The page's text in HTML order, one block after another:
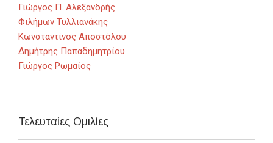
Γιώργος Π. Αλεξανδρής
Φιλήμων Τυλλιανάκης
Κωνσταντίνος Αποστόλου
Δημήτρης Παπαδημητρίου
Γιώργος Ρωμαίος
Τελευταίες Ομιλίες